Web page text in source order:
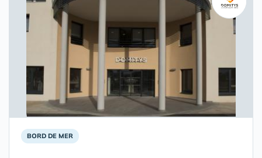
BORD DE MER